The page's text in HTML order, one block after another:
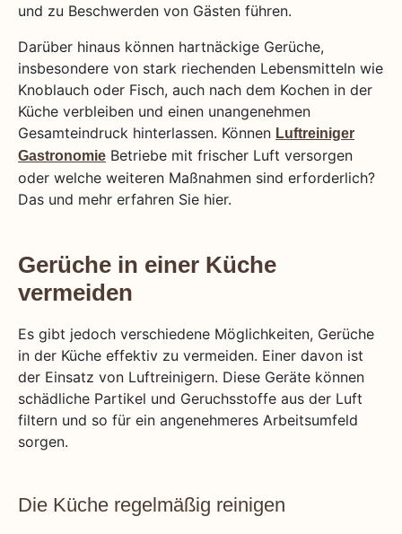
und zu Beschwerden von Gästen führen.
Darüber hinaus können hartnäckige Gerüche,
insbesondere von stark riechenden Lebensmitteln wie
Knoblauch oder Fisch, auch nach dem Kochen in der
Küche verbleiben und einen unangenehmen
Gesamteindruck hinterlassen. Können Luftreiniger
Gastronomie Betriebe mit frischer Luft versorgen
oder welche weiteren Maßnahmen sind erforderlich?
Das und mehr erfahren Sie hier.
Gerüche in einer Küche
vermeiden
Es gibt jedoch verschiedene Möglichkeiten, Gerüche
in der Küche effektiv zu vermeiden. Einer davon ist
der Einsatz von Luftreinigern. Diese Geräte können
schädliche Partikel und Geruchsstoffe aus der Luft
filtern und so für ein angenehmeres Arbeitsumfeld
sorgen.
Die Küche regelmäßig reinigen